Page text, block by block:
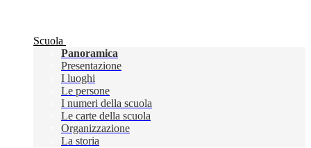
Scuola
Panoramica
Presentazione
I luoghi
Le persone
I numeri della scuola
Le carte della scuola
Organizzazione
La storia